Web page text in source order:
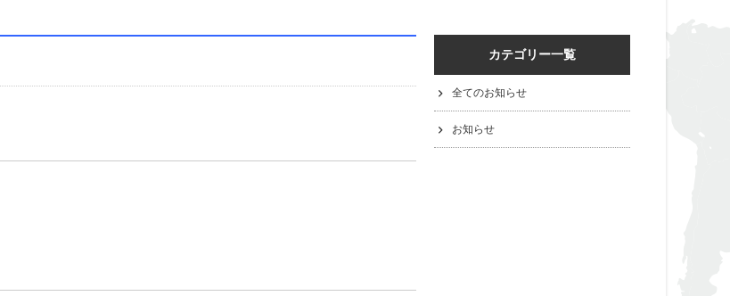
カテゴリー一覧
全てのお知らせ
お知らせ